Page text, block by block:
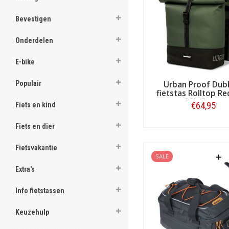
Bevestigen
Onderdelen
E-bike
Populair
Fiets en kind
Fiets en dier
Fietsvakantie
Extra's
Info fietstassen
Keuzehulp
Praxis fietstassen en
Kortom, als u op zoek
minimaal zo goed uit de
Urban Proof
fietstas Rolltop
38L Groen
€64,95
SALE